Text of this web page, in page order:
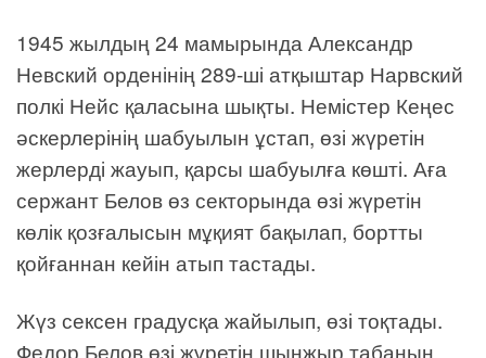
1945 жылдың 24 мамырында Александр
Невский орденінің 289-ші атқыштар Нарвский
полкі Нейс қаласына шықты. Немістер Кеңес
әскерлерінің шабуылын ұстап, өзі жүретін
жерлерді жауып, қарсы шабуылға көшті. Аға
сержант Белов өз секторында өзі жүретін
көлік қозғалысын мұқият бақылап, бортты
қойғаннан кейін атып тастады.
Жүз сексен градусқа жайылып, өзі тоқтады.
Федор Белов өзі жүретін шынжыр табанын